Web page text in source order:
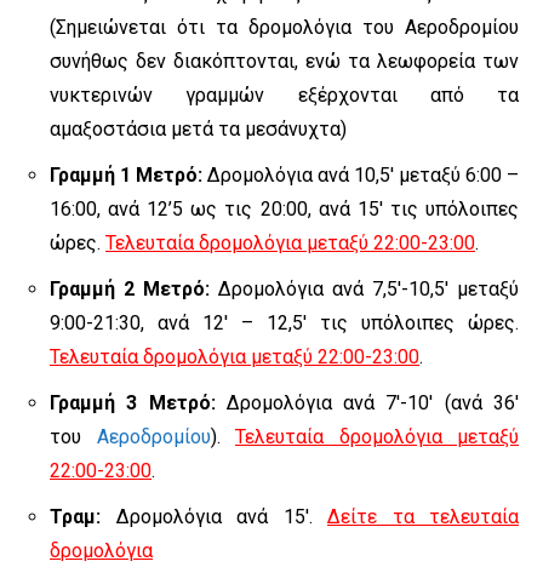
(Σημειώνεται ότι τα δρομολόγια του Αεροδρομίου
συνήθως δεν διακόπτονται, ενώ τα λεωφορεία των
νυκτερινών γραμμών εξέρχονται από τα
αμαξοστάσια μετά τα μεσάνυχτα)
Γραμμή 1 Μετρό: Δρομολόγια ανά 10,5′ μεταξύ 6:00 –
16:00, ανά 12’5 ως τις 20:00, ανά 15′ τις υπόλοιπες
ώρες. Τελευταία δρομολόγια μεταξύ 22:00-23:00.
Γραμμή 2 Μετρό: Δρομολόγια ανά 7,5′-10,5′ μεταξύ
9:00-21:30, ανά 12′ – 12,5′ τις υπόλοιπες ώρες.
Τελευταία δρομολόγια μεταξύ 22:00-23:00.
Γραμμή 3 Μετρό:Δρομολόγια ανά 7′-10′ (ανά 36′
του Αεροδρομίου). Τελευταία δρομολόγια μεταξύ
22:00-23:00.
Τραμ: Δρομολόγια ανά 15′. Δείτε τα τελευταία
δρομολόγια